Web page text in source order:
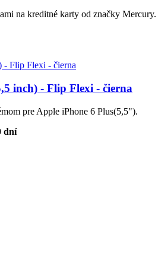
na kreditné karty od značky Mercury.
inch) - Flip Flexi - čierna
pre Apple iPhone 6 Plus(5,5").
dní